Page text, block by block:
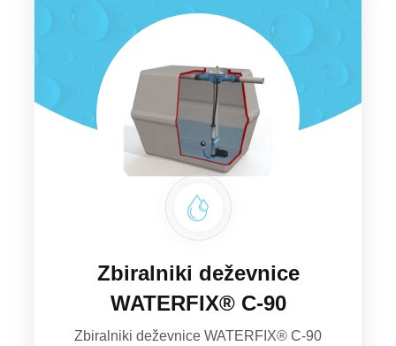
Zbiralniki deževnice
WATERFIX® C-90
Zbiralniki deževnice WATERFIX® C-90